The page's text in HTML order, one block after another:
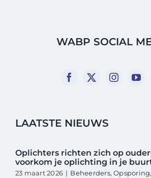
WABP SOCIAL
LAATSTE NIEUWS
Oplichters richten zich op
voorkom je oplichting in je
23 maart 2026 | Beheerders,Opsporing,